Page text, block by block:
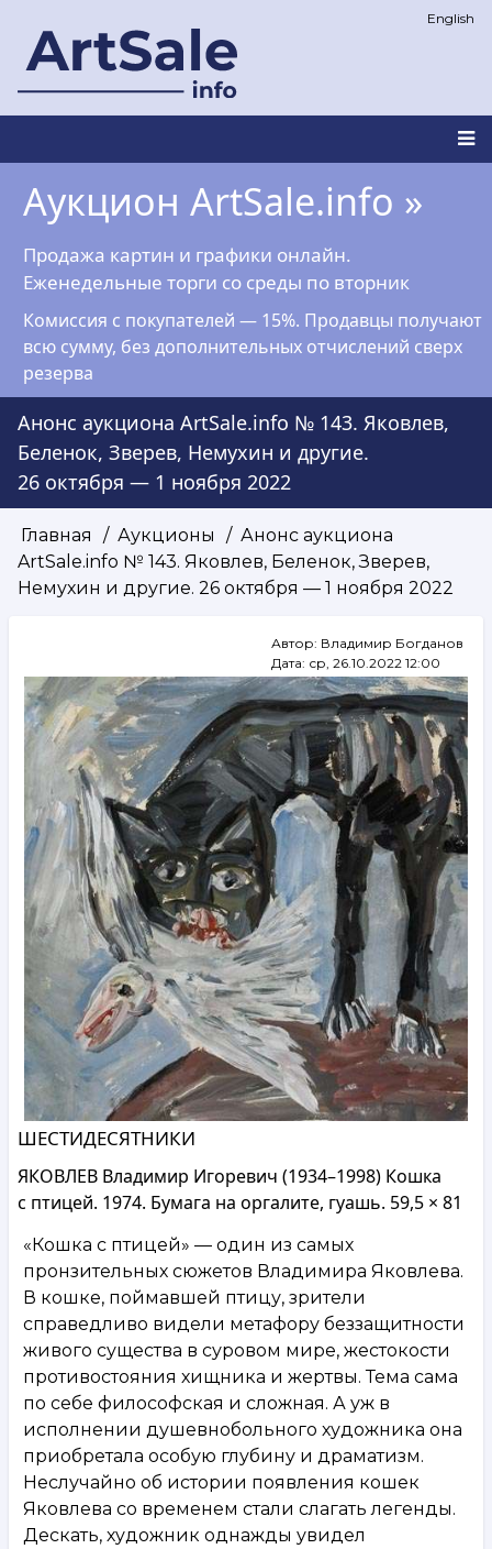
основному
English
Main
navigation
Аукцион ArtSale.info »
Продажа картин и графики онлайн.
Еженедельные торги со среды по вторник
Комиссия с покупателей — 15%. Продавцы получают
всю сумму, без дополнительных отчислений сверх
резерва
Анонс аукциона ArtSale.info № 143. Яковлев,
Беленок, Зверев, Немухин и другие.
26 октября — 1 ноября 2022
Строка
навигации
Главная Аукционы
Анонс аукциона
ArtSale.info № 143. Яковлев, Беленок, Зверев,
Немухин и другие. 26 октября — 1 ноября 2022
Автор: Владимир Богданов
Дата: ср, 26.10.2022 12:00
ШЕСТИДЕСЯТНИКИ
ЯКОВЛЕВ Владимир Игоревич (1934–1998) Кошка
с птицей. 1974. Бумага на оргалите, гуашь. 59,5 × 81
«Кошка с птицей» — один из самых
пронзительных сюжетов Владимира Яковлева.
В кошке, поймавшей птицу, зрители
справедливо видели метафору беззащитности
живого существа в суровом мире, жестокости
противостояния хищника и жертвы. Тема сама
по себе философская и сложная. А уж в
исполнении душевнобольного художника она
приобретала особую глубину и драматизм.
Неслучайно об истории появления кошек
Яковлева со временем стали слагать легенды.
Дескать, художник однажды увидел